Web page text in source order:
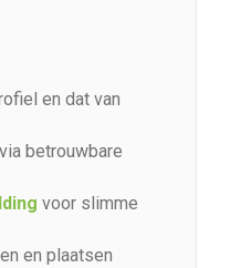
en dat van
betrouwbare
voor slimme
en plaatsen